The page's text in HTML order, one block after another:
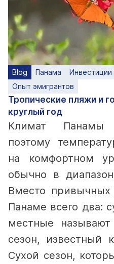
Blog Панама
Инвестиции
Опыт эмигрантов
Тропические пляжи и
круглый год
Климат Панамы
поэтому
на комфортном
обычно в
Вместо
Панаме всего два:
местные
сезон, известный
Сухой сезон,